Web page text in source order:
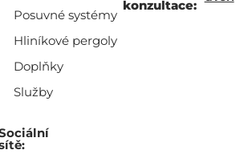
Posuvné systémy
Hliníkové pergoly
Doplňky
Služby
konzultace: